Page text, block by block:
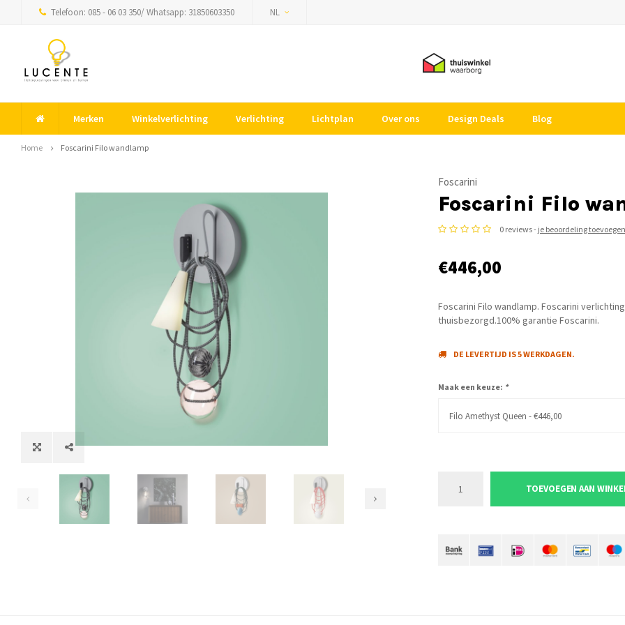
Telefoon: 085 - 06 03 350/ Whatsapp: 31850603350 NL
Merken Winkelverlichting Verlichting Lichtplan Over ons Design Deals Blog
Home Foscarini Filo wandlamp
Foscarini
Foscarini Filo
0 reviews - je beoordeling toevoegen
€446,00
Foscarini Filo wandlamp. Foscarini
thuisbezorgd.100% garantie Foscarini.
DE LEVERTIJD IS 5 WERKDAGEN.
Maak een keuze: *
Filo Amethyst Queen - €446,00
TOEVOEGEN AAN